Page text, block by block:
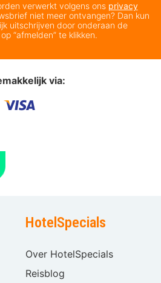
verwerkt volgens ons privacy
niet meer ontvangen? Dan kun
uitschrijven door onderaan de
“afmelden” te klikken.
via:
HotelSpecials
Over HotelSpecials
Reisblog